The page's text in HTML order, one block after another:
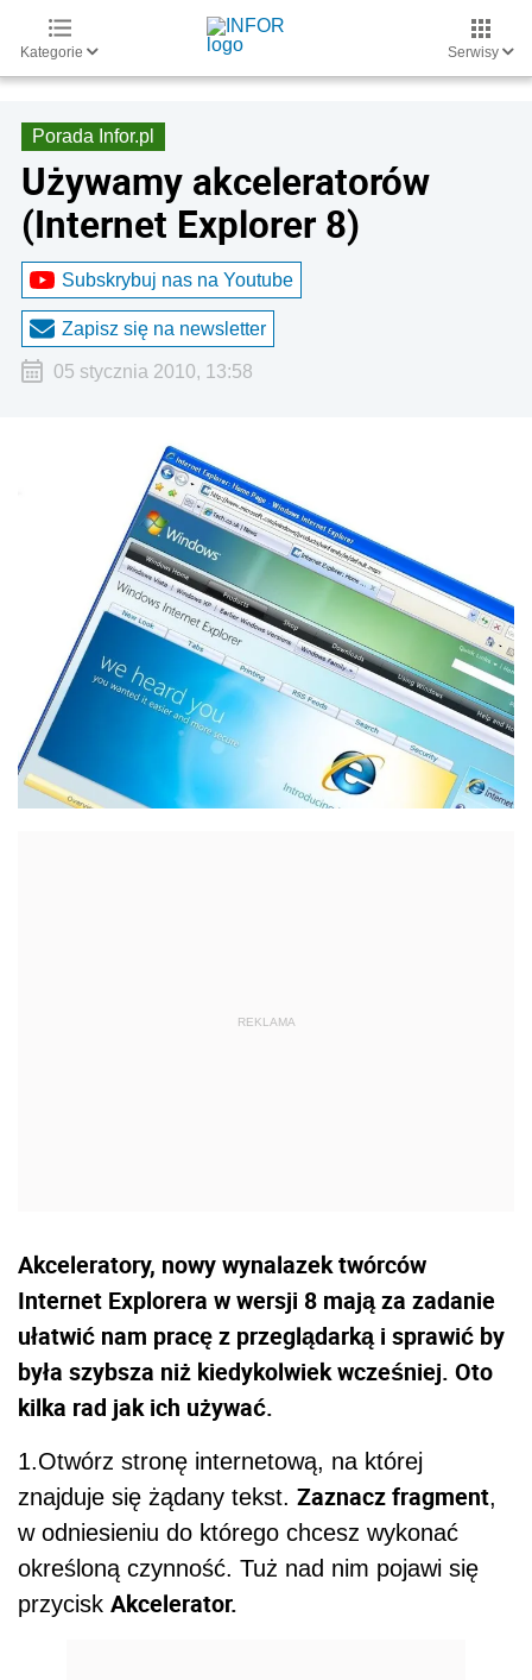
Kategorie Serwisy
Porada Infor.pl
Używamy akceleratorów
(Internet Explorer 8)
Subskrybuj nas na Youtube
Zapisz się na newsletter
05 stycznia 2010, 13:58
Akceleratory, nowy wynalazek twórców
Internet Explorera w wersji 8 mają za zadanie
ułatwić nam pracę z przeglądarką i sprawić by
była szybsza niż kiedykolwiek wcześniej. Oto
kilka rad jak ich używać.
1.Otwórz stronę internetową, na której
znajduje się żądany tekst. Zaznacz fragment,
w odniesieniu do którego chcesz wykonać
określoną czynność. Tuż nad nim pojawi się
przycisk Akcelerator.